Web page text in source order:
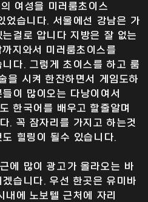
여성을 미러룸초이스
었습니다. 서울에선 강남은 가
걸로 압니다 지방은 잘 없는
지와서 미러룸초이스를
다. 그렇게 초이스를 하고 룸
을 시켜 한잔하면서 게임도하
이 많이오는 다낭이여서
한국어를 배우고 할줄알며
. 꼭 잠자리를 가지고 하는것
힐링이 될수 있습니다.
에 많이 광고가 올라오는 바
습니다. 우선 한곳은 유미바
내에 노보텔 근처에 자리